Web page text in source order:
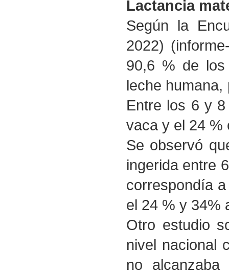
Lactancia
Según la
2022)
90,6 % de
leche
Entre los 6 y
vaca y el 24 %
Se observó
ingerida entre
correspondía
el 24 % y 34%
Otro estudio
nivel nacional
no alcanzaba